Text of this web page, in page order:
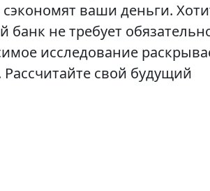
ваши деньги.
банк не требует
исследование
свой будущий